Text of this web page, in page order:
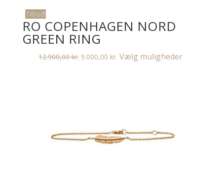
Tilbud!
RO COPENHAGEN NORD
GREEN RING
12.900,00kr. Den
9.000,00 kr. Den
Vælg mulighederDette